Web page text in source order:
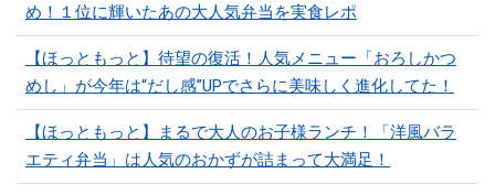
め！１位に輝いたあの大人気弁当を実食レポ
【ほっともっと】待望の復活！人気メニュー「おろしかつ
めし」が今年は“だし感”UPでさらに美味しく進化してた！
【ほっともっと】まるで大人のお子様ランチ！「洋風バラ
エティ弁当」は人気のおかずが詰まって大満足！